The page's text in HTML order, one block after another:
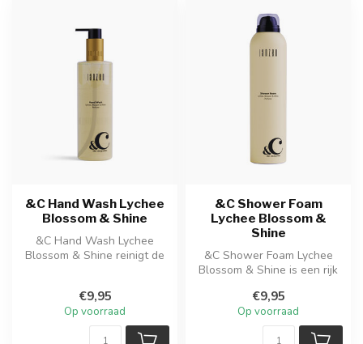
&C Hand Wash Lychee
Blossom & Shine
&C Hand Wash Lychee
Blossom & Shine reinigt de
€9,95
Op voorraad
&C Shower Foam
Lychee Blossom &
Shine
&C Shower Foam Lychee
Blossom & Shine is een rijk
de h...
€9,95
Op voorraad